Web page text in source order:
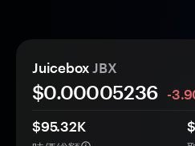
Juicebox JBX
$0.00005236
-
$95.32K